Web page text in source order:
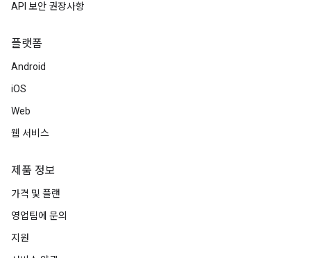
API 보안 권장사항
플랫폼
Android
iOS
Web
웹 서비스
제품 정보
가격 및 플랜
영업팀에 문의
지원